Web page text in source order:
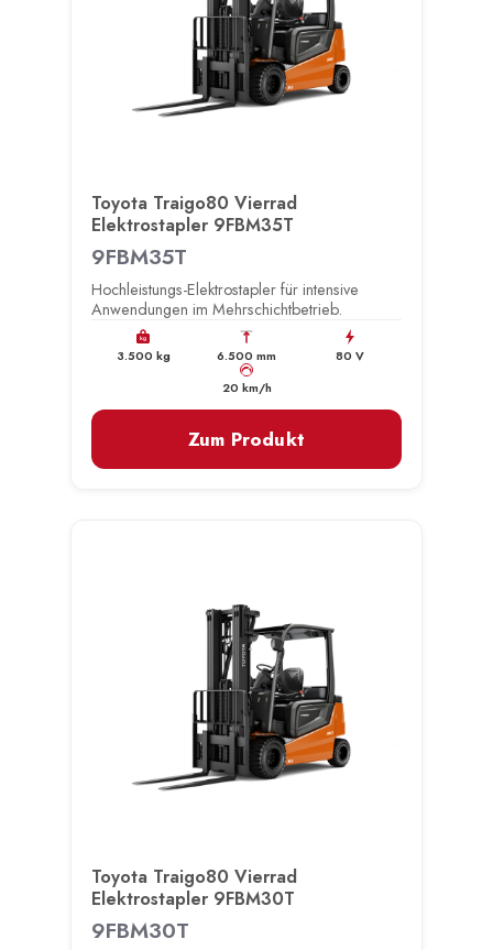
Toyota Traigo80 Vierrad
Elektrostapler 9FBM35T
9FBM35T
Hochleistungs-Elektrostapler für intensive
Anwendungen im Mehrschichtbetrieb.
kg
3.500 kg 6.500 mm 80 V
km/h
20 km/h
Zum Produkt
Toyota Traigo80 Vierrad
Elektrostapler 9FBM30T
9FBM30T